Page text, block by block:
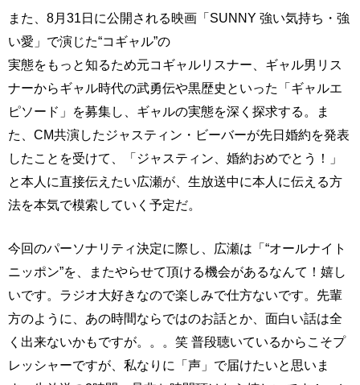
また、8月31日に公開される映画「SUNNY 強い気持ち・強
い愛」で演じた“コギャル”の
実態をもっと知るため元コギャルリスナー、ギャル男リス
ナーからギャル時代の武勇伝や黒歴史といった「ギャルエ
ピソード」を募集し、ギャルの実態を深く探求する。ま
た、CM共演したジャスティン・ビーバーが先日婚約を発表
したことを受けて、「ジャスティン、婚約おめでとう！」
と本人に直接伝えたい広瀬が、生放送中に本人に伝える方
法を本気で模索していく予定だ。
今回のパーソナリティ決定に際し、広瀬は「“オールナイト
ニッポン”を、またやらせて頂ける機会があるなんて！嬉し
いです。ラジオ大好きなので楽しみで仕方ないです。先輩
方のように、あの時間ならではのお話とか、面白い話は全
く出来ないかもですが。。。笑 普段聴いているからこそプ
レッシャーですが、私なりに「声」で届けたいと思いま